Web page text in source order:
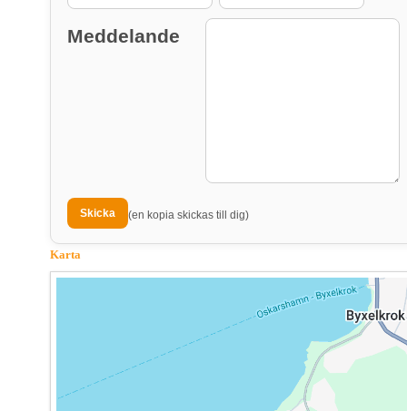
Meddelande
(en kopia skickas till dig)
Karta